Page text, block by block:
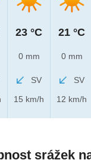
23 °C
0 mm
SV
15 km/h
21 °C
0 mm
SV
12 km/h
srážek